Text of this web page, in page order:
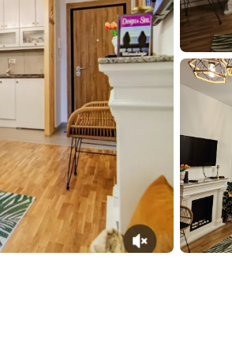
Subotica Nova Varoš
Kruševac
Pazar
Gornji Milanovac Raška
Požarevac
Sremska
Mitrovica
Bela Crkva